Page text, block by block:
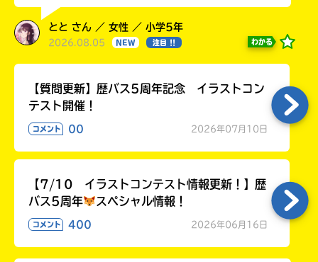
とと さん ／ 女性 ／ 小学5年
2026.08.05 NEW 注目 !! わかる
【質問更新】歴バス5周年記念 イラストコン
テスト開催！
コメント 00 2026年07月10日
【7/10 イラストコンテスト情報更新！】歴
バス5周年
スペシャル情報！
コメント 400 2026年06月16日